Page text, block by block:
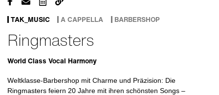
TAK_MUSIC A CAPPELLA BARBERSHOP
Ringmasters
World Class Vocal Harmony
Weltklasse-Barbershop mit Charme und Präzision: Die
Ringmasters feiern 20 Jahre mit ihren schönsten Songs –